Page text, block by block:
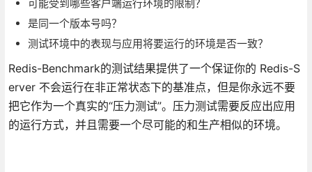
可能受到哪些客户端运行环境的限制？
是同一个版本号吗？
测试环境中的表现与应用将要运行的环境是否一致？
Redis-Benchmark的测试结果提供了一个保证你的 Redis-S
erver 不会运行在非正常状态下的基准点，但是你永远不要
把它作为一个真实的“压力测试”。压力测试需要反应出应用
的运行方式，并且需要一个尽可能的和生产相似的环境。